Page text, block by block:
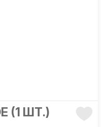
(1 ШТ.)